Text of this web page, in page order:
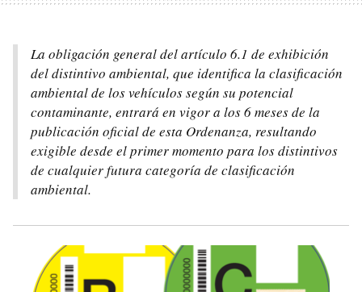
La obligación general del artículo 6.1 de exhibición
del distintivo ambiental, que identifica la clasificación
ambiental de los vehículos según su potencial
contaminante, entrará en vigor a los 6 meses de la
publicación oficial de esta Ordenanza, resultando
exigible desde el primer momento para los distintivos
de cualquier futura categoría de clasificación
ambiental.